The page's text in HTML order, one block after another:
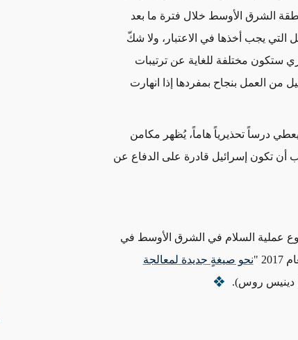
الشرق الأوسط خلال فترة ما بعد
التي يجب أخذها في الاعتبار، ولا شكّ
ستكون مختلفة للغاية عن ترتيبات
من العمل بنجاح بمفردها إذا انهارت
ولا يزال التردد في الفترة التي سبقت حرب عام 1967 يعطي درساً تحذيرياً هاماً، يُظهر مكامن
أن تكون إسرائيل قادرة على الدفاع عن
عملية السلام في الشرق الأوسط في
"
نحو صيغةٍ جديدة لمعالجة
دينيس روس).